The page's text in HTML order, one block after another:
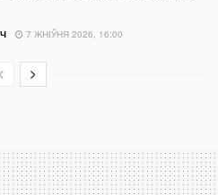
7 ЖНІЎНЯ 2026, 16:00